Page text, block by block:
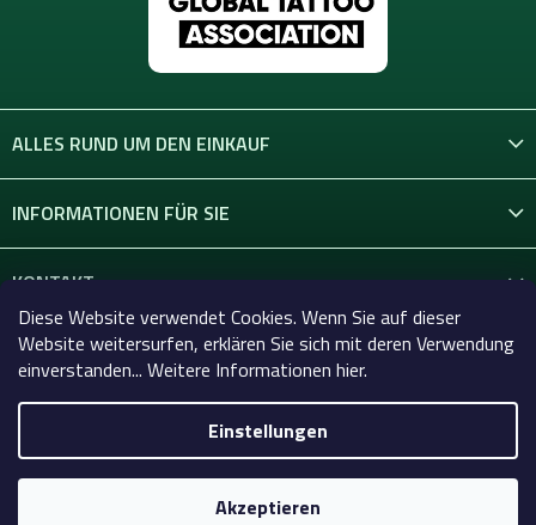
Diese Website verwendet Cookies. Wenn Sie auf dieser
Website weitersurfen, erklären Sie sich mit deren Verwendung
einverstanden... Weitere Informationen hier.
Einstellungen
Akzeptieren
ALLES RUND UM DEN EINKAUF
INFORMATIONEN FÜR SIE
KONTAKT
Copyright 2026Celtic-Supply.de | Alles für Tattoo und
Permanent Make-up. Alle Rechte vorbehalten.